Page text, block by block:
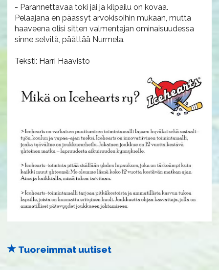
- Parannettavaa toki jäi ja kilpailu on kovaa.
Pelaajana en päässyt arvokisoihin mukaan, mutta
haaveena olisi sitten valmentajan ominaisuudessa
sinne selvitä, päättää Nurmela.
Teksti: Harri Haavisto
Tuoreimmat uutiset